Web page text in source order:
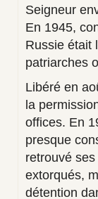
Seigneur
En 1945,
Russie était
patriarches
Libéré en
la
offices. En
presque
retrouvé
extorqués,
détention